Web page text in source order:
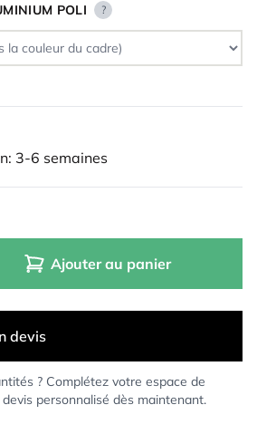
POLI ?
3-6 semaines
Ajouter au panier
? Complétez votre espace de
personnalisé dès maintenant.
devis